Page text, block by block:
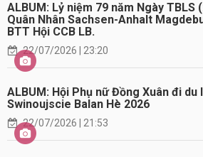
ALBUM: Lỷ niệm 79 năm Ngày TBLS
Quân Nhân Sachsen-Anhalt
BTT Hội CCB LB.
22/07/2026 | 23:20
ALBUM: Hội Phụ nữ Đồng Xuân đi du
Swinoujscie Balan Hè 2026
22/07/2026 | 21:53